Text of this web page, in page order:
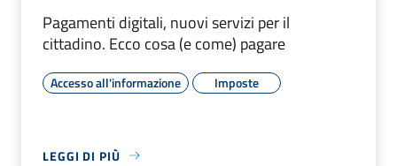
Pagamenti digitali, nuovi servizi per il
cittadino. Ecco cosa (e come) pagare
Accesso all'informazione Imposte
LEGGI DI PIÙ